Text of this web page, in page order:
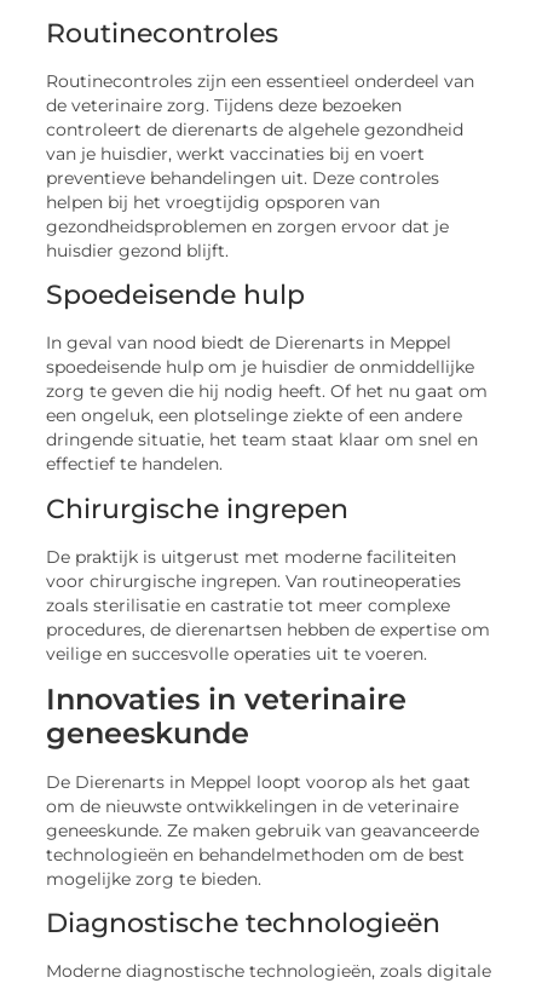
Routinecontroles
Routinecontroles zijn een essentieel onderdeel van
de veterinaire zorg. Tijdens deze bezoeken
controleert de dierenarts de algehele gezondheid
van je huisdier, werkt vaccinaties bij en voert
preventieve behandelingen uit. Deze controles
helpen bij het vroegtijdig opsporen van
gezondheidsproblemen en zorgen ervoor dat je
huisdier gezond blijft.
Spoedeisende hulp
In geval van nood biedt de Dierenarts in Meppel
spoedeisende hulp om je huisdier de onmiddellijke
zorg te geven die hij nodig heeft. Of het nu gaat om
een ongeluk, een plotselinge ziekte of een andere
dringende situatie, het team staat klaar om snel en
effectief te handelen.
Chirurgische ingrepen
De praktijk is uitgerust met moderne faciliteiten
voor chirurgische ingrepen. Van routineoperaties
zoals sterilisatie en castratie tot meer complexe
procedures, de dierenartsen hebben de expertise om
veilige en succesvolle operaties uit te voeren.
Innovaties in veterinaire
geneeskunde
De Dierenarts in Meppel loopt voorop als het gaat
om de nieuwste ontwikkelingen in de veterinaire
geneeskunde. Ze maken gebruik van geavanceerde
technologieën en behandelmethoden om de best
mogelijke zorg te bieden.
Diagnostische technologieën
Moderne diagnostische technologieën, zoals digitale